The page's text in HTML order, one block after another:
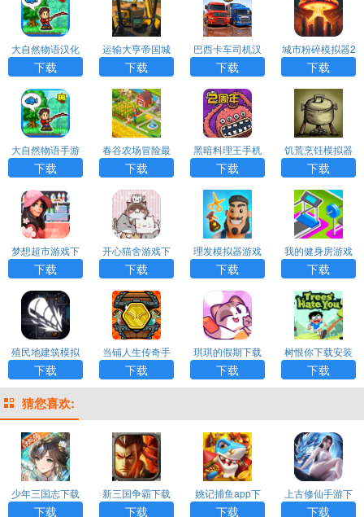
大自然物语汉化
版游戏下载
下载
运输大亨帝国城
市最新版
下载
巴西卡车司机汉
化版下载
下载
城市粉碎模拟器2
手游汉化版
下载
大自然物语手游
汉化版
下载
春谷农场冒险最
新版下载
下载
黑暗料理王手机
版下载
下载
饥荒烹饪模拟器
中文版下载
下载
梦想超市游戏下
载
下载
开心猫舍游戏下
载
下载
理发模拟器游戏
下载
下载
我的健身房游戏
下载
下载
殖民地建筑模拟
器完整版下载
下载
当铺人生传奇手
机版下载
下载
琪琪的假期下载
最新版
下载
树恨你下载安装
最新版本
下载
猜您喜欢:
少年三国志下载
下载
新三国争霸下载
下载
姚记捕鱼app下
载
下载
上古修仙手游下
载
下载